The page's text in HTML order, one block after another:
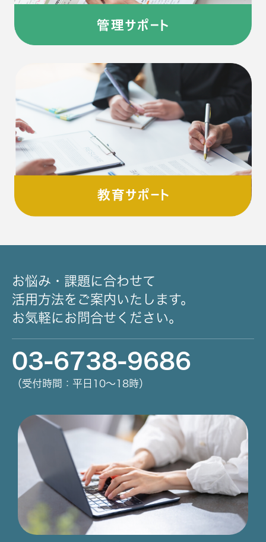
お悩み・課題に合わせて
活用方法をご案内いたします。
お気軽にお問合せください。
03-6738-9686
（受付時間：平日10～18時）